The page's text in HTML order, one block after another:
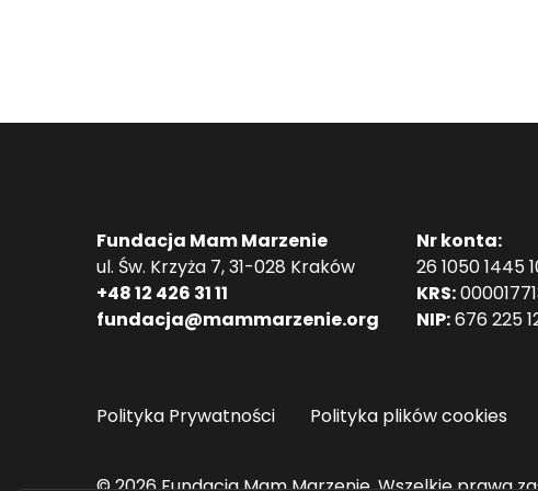
Fundacja Mam Marzenie
ul. Św. Krzyża 7, 31-028 Kraków
+48 12 426 31 11
fundacja@mammarzenie.org
Nr konta:
26 1050 1445
KRS:
NIP:676 225
Polityka Prywatności Polityka plików cookies